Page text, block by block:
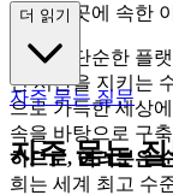
신이 이곳에 속한
저희는 단순한 플
인 시간을 지키는
으로 가득한 세상
속을 바탕으로 구
하므로, 여러분은
희는 세계 최고 수
더 읽기
자주 묻는 질문
자주 묻는